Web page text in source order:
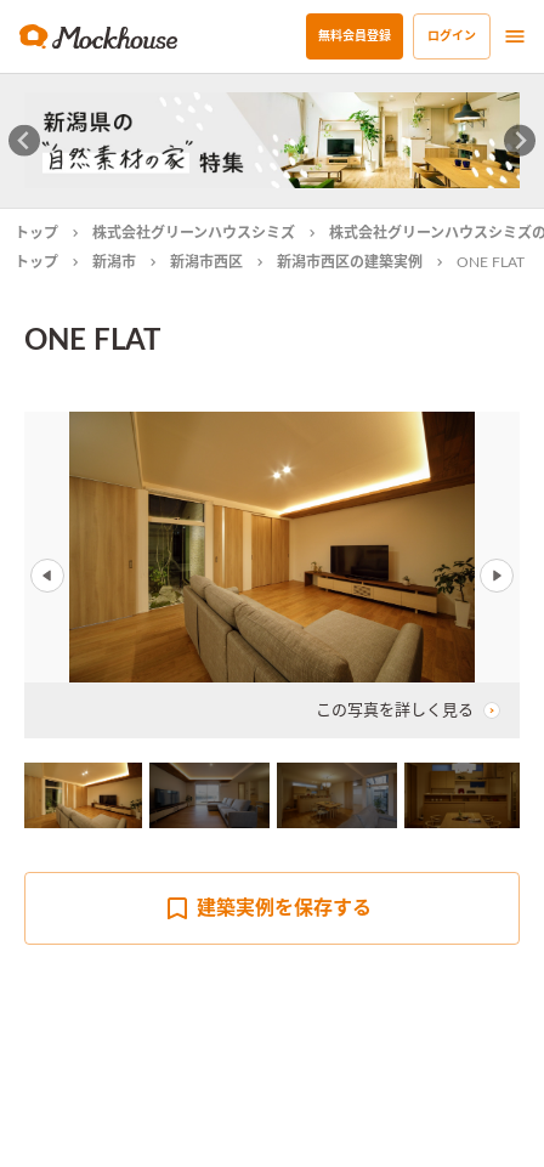
無料会員登録 ログイン
トップ 株式会社グリーンハウスシミズ
株式会社グリーンハウスシミズ
トップ
新潟市 新潟市西区 新潟市西区の建築実例 ONE FLAT
ONE FLAT
この写真を詳しく見る
建築実例を保存する